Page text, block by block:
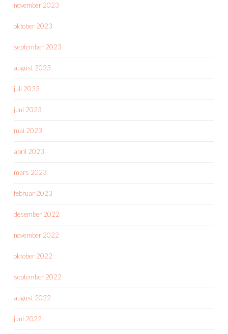
november 2023
oktober 2023
september 2023
august 2023
juli 2023
juni 2023
mai 2023
april 2023
mars 2023
februar 2023
desember 2022
november 2022
oktober 2022
september 2022
august 2022
juni 2022